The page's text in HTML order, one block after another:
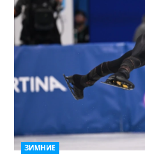
ЗИМНИЕ